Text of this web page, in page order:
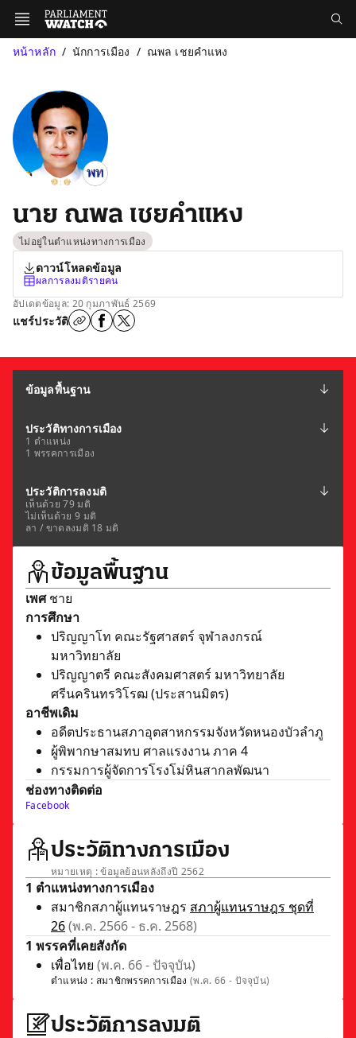
หน้าหลัก นักการเมือง ณพล เชยคำแหง
นาย ณพล เชยคำแหง
ไม่อยู่ในตำแหน่งทางการเมือง
ดาวน์โหลดข้อมูล
ผลการลงมติรายคน
อัปเดตข้อมูล: 20 กุมภาพันธ์ 2569
แชร์ประวัติ
ข้อมูลพื้นฐาน
ประวัติทางการเมือง
1 ตำแหน่ง
1 พรรคการเมือง
ประวัติการลงมติ
เห็นด้วย 79 มติ
ไม่เห็นด้วย 9 มติ
ลา / ขาดลงมติ 18 มติ
ข้อมูลพื้นฐาน
เพศชาย
การศึกษา
ปริญญาโท คณะรัฐศาสตร์ จุฬาลงกรณ์
มหาวิทยาลัย
ปริญญาตรี คณะสังคมศาสตร์ มหาวิทยาลัย
ศรีนครินทรวิโรฒ (ประสานมิตร)
อาชีพเดิม
อดีตประธานสภาอุตสาหกรรมจังหวัดหนองบัวลำภู
ผู้พิพากษาสมทบ ศาลแรงงาน ภาค 4
กรรมการผู้จัดการโรงโม่หินสากลพัฒนา
ช่องทางติดต่อ
Facebook
ประวัติทางการเมือง
หมายเหตุ : ข้อมูลย้อนหลังถึงปี 2562
1 ตำแหน่งทางการเมือง
สมาชิกสภาผู้แทนราษฎร สภาผู้แทนราษฎร ชุดที่
26(พ.ค. 2566 - ธ.ค. 2568)
1 พรรคที่เคยสังกัด
เพื่อไทย (พ.ค. 66 - ปัจจุบัน)
ตำแหน่ง : สมาชิกพรรคการเมือง(พ.ค. 66 - ปัจจุบัน)
ประวัติการลงมติ